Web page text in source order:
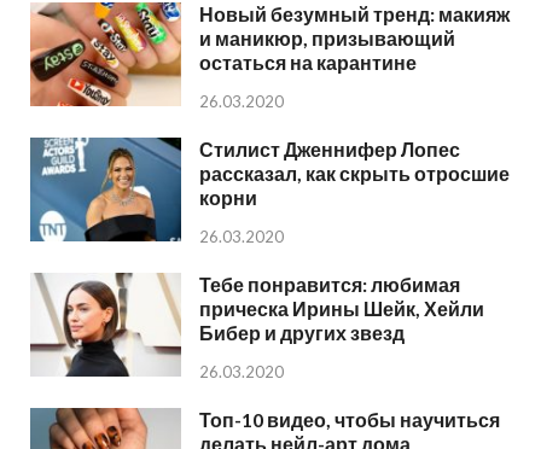
Новый безумный тренд: макияж
и маникюр, призывающий
остаться на карантине
26.03.2020
Стилист Дженнифер Лопес
рассказал, как скрыть отросшие
корни
26.03.2020
Тебе понравится: любимая
прическа Ирины Шейк, Хейли
Бибер и других звезд
26.03.2020
Топ-10 видео, чтобы научиться
делать нейл-арт дома